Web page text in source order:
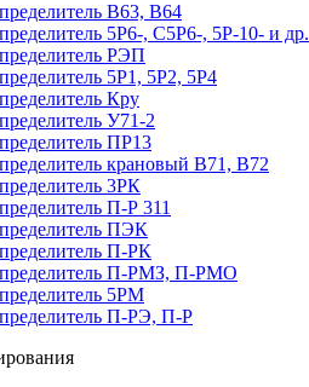
В63, В64
5Р6-, С5Р6-, 5Р-10- и др.
РЭП
5Р1, 5Р2, 5Р4
Кру
У71-2
ПР13
крановый В71, В72
3РК
П-Р 311
ПЭК
П-РК
П-РМЗ, П-РМО
5РМ
П-РЭ, П-Р